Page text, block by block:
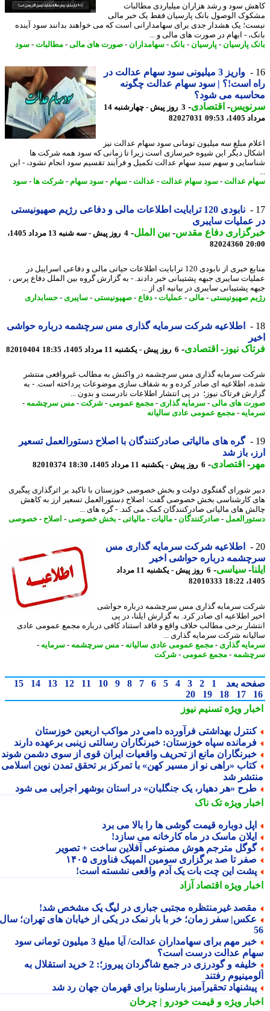
سود و رشد هزاران میلیاردی مطالبات
الوصول بانک پارسیان فقط یک خبر مالی
یک هشدار جدی برای سهامدارانی است که می خواهند بدانند سود آینده
- ابهام در صورت های مالی و ...
پارسیان-پارسیان-بانک -سهامداران - صورت های مالی-مطالبات-سود
واریز 3 میلیونی سود سهام عدالت در
است!؟ | سود سهام عدالت چگونه
می شود؟
-اقتصادی-
3 روز پیش - چهارشنبه 14
09:53
82027031
مبلغ سه میلیون تومانی سود سهام عدالت نیز
دیگر این شیوه خبرسازی است زیرا تا زمانی که سود همه شرکت ها
و سهم سبد سهام عدالت تکمیل و فرآیند تقسیم سود انجام نشود، - این
عدالت-سود سهام عدالت-عدالت-سهام-سود سهام-شرکت ها- سود
نابودی 120 ترابایت اطلاعات مالی و دفاعی رژیم صهیونیستی
عملیات سایبری
دفاع مقدس-بین الملل-
4 روز پیش - سه شنبه 13 مرداد 1405،
82024360
منابع خبری از نابودی 120 ترابایت اطلاعات حیاتی مالی و دفاعی اسراییل در
سایبری جبهه پشتیبانی خبر دادند. - به گزارش گروه بین الملل دفاع پرس ،
پشتیبانی سایبری در بیانیه ای از ...
صهیونیستی-مالی-عملیات-دفاع -صهیونیستی-سایبری- حسابداری
اطلاعیه شرکت سرمایه گذاری مس سرچشمه درباره حواشی
نیوز-اقتصادی-6 روز پیش - یکشنبه 11 مرداد 1405، 18:35 82010404
سرمایه گذاری مس سرچشمه در واکنش به مطالب غیرواقعی منتشر
اطلاعیه ای صادر کرده و به شفاف سازی موضوعات پرداخته است. - به
فرتاک نیوز؛ در پی انتشار اطلاعات نادرست و بدون ...
های مالی-سرمایه گذاری- مجمع عمومی-شرکت-مس سرچشمه-
-مجمع عمومی عادی سالیانه
گره های مالیاتی صادرکنندگان با اصلاح دستورالعمل تسعیر
باز شد
-اقتصادی-6 روز پیش - یکشنبه 11 مرداد 1405، 18:30 82010374
شورای گفتگوی دولت و بخش خصوصی خوزستان با تاکید بر اثرگذاری پیگیری
کارشناسی بخش خصوصی گفت: اصلاح دستورالعمل تسعیر ارز به کاهش
های مالیاتی صادرکنندگان کمک می کند. - گره های ...
-صادرکنندگان-مالیات-مالیاتی-بخش خصوصی-اصلاح-خصوصی
اطلاعیه شرکت سرمایه گذاری مس
درباره حواشی اخیر
-سیاسی-
6 روز پیش - یکشنبه 11 مرداد
82010333
سرمایه گذاری مس سرچشمه درباره حواشی
اطلاعیه ای صادر کرد. به گزارش ایلنا، در پی
برخی مطالب خلاف واقع و فاقد استناد کافی درباره مجمع عمومی عادی
شرکت سرمایه گذاری ...
گذاری- مجمع عمومی عادی سالیانه-مس سرچشمه-سرمایه -
-مجمع عمومی-شرکت
بعد 1
2
3
4
5
6
7
8
9
10
11
12
13
14
15
17
18
19
20
ویژهتسنیم نیوز
بهداشتی فرآورده دامی در مواکب اربعین خوزستان
سپاه خوزستان: خبرنگاران رسالتی زینبی برعهده دارند
مانع از تحریف واقعیات ایران قوی از سوی دشمن شوند
«راهی نو از مسیر کهن» با تمرکز بر تحقق تمدن نوین اسلامی
شد
«هر دهیار، یک جنگلبان» در استان بوشهر اجرایی می شود
ویژهتک ناک
دوباره قیمت گوشی ها را بالا می برد
ماسک در ماه کارخانه می سازد!
مترجم هوش مصنوعی آفلاین ساخت + تصویر
تا صد برگزاری سومین المپیک فناوری ۱۴۰۵
این چت بات یک آدم واقعی نشسته است!
ویژهاقتصاد آزاد
غیرمنتظره مجتبی جباری در لیگ یک مشخص شد!
سفر زمان؛ خر با بار نمک در یکی از خیابان های تهران؛ سال
خبر مهم برای سهامداران عدالت/ آیا مبلغ 3 میلیون تومانی سود
عدالت درست است؟
خلیفه و گودرزی در جمع شاگردان پیروز؛: 2 خرید استقلال به
رفتند
تحقیرآمیز بارسلونا برای قهرمان جهان رد شد
ویژهو قیمت خودرو | چرخان